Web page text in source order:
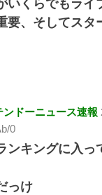
いくらでもライ
要、そしてスタ
ドーニュース速報
0
ンキングに入っ
っけ